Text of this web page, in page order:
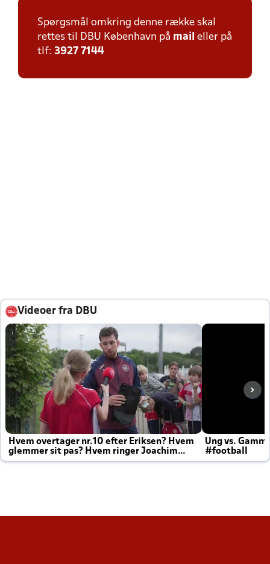
Spørgsmål omkring denne række skal
rettes til DBU København på mail eller på
tlf: 3927 7144
Videoer fra DBU
Hvem overtager nr.10 efter Eriksen? Hvem
glemmer sit pas? Hvem ringer Joachim
altid til efter kampe?
Ung vs.
#football